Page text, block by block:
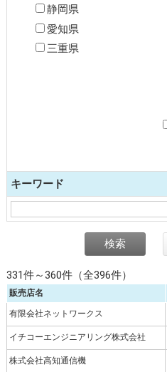
静岡県
愛知県
三重県
キーワード
331件～360件（全396件）
販売店名
有限会社ネットワークス
イチコーエンジニアリング株式会社
株式会社高知通信機